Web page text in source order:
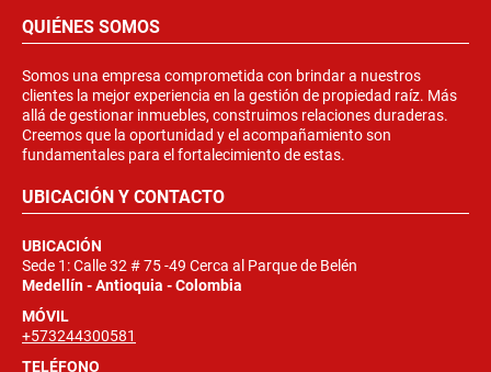
QUIÉNES SOMOS
Somos una empresa comprometida con brindar a nuestros
clientes la mejor experiencia en la gestión de propiedad raíz. Más
allá de gestionar inmuebles, construimos relaciones duraderas.
Creemos que la oportunidad y el acompañamiento son
fundamentales para el fortalecimiento de estas.
UBICACIÓN Y CONTACTO
UBICACIÓN
Sede 1: Calle 32 # 75 -49 Cerca al Parque de Belén
Medellín - Antioquia - Colombia
MÓVIL
+573244300581
TELÉFONO